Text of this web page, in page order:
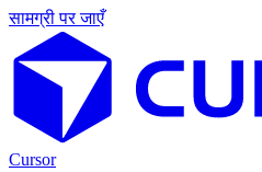
सामग्री पर जाएँ
Cursor